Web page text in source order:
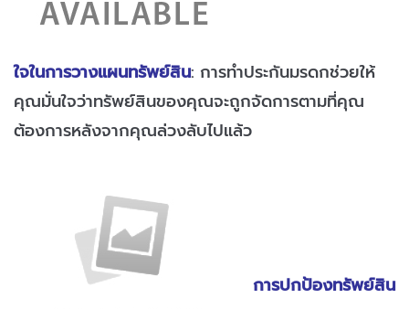
ใจในการวางแผนทรัพย์สิน: การทำประกันมรดกช่วยให้
คุณมั่นใจว่าทรัพย์สินของคุณจะถูกจัดการตามที่คุณ
ต้องการหลังจากคุณล่วงลับไปแล้ว
การปกป้องทรัพย์สิน